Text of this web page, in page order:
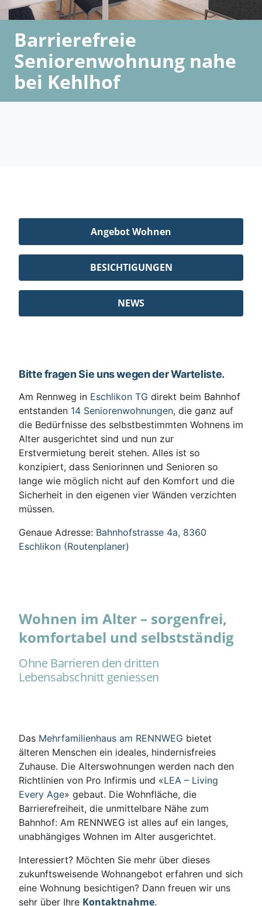
Barrierefreie
Seniorenwohnung nahe
bei Kehlhof
Angebot Wohnen
BESICHTIGUNGEN
NEWS
Bitte fragen Sie uns wegen der Warteliste.
Am Rennweg in Eschlikon TG direkt beim Bahnhof
entstanden 14 Seniorenwohnungen, die ganz auf
die Bedürfnisse des selbstbestimmten Wohnens im
Alter ausgerichtet sind und nun zur
Erstvermietung bereit stehen. Alles ist so
konzipiert, dass Seniorinnen und Senioren so
lange wie möglich nicht auf den Komfort und die
Sicherheit in den eigenen vier Wänden verzichten
müssen.
Genaue Adresse: Bahnhofstrasse 4a, 8360
Eschlikon (Routenplaner)
Wohnen im Alter – sorgenfrei,
komfortabel und selbstständig
Ohne Barrieren den dritten
Lebensabschnitt geniessen
Das Mehrfamilienhaus am RENNWEG bietet
älteren Menschen ein ideales, hindernisfreies
Zuhause. Die Alterswohnungen werden nach den
Richtlinien von Pro Infirmis und «LEA – Living
Every Age» gebaut. Die Wohnfläche, die
Barrierefreiheit, die unmittelbare Nähe zum
Bahnhof: Am RENNWEG ist alles auf ein langes,
unabhängiges Wohnen im Alter ausgerichtet.
Interessiert? Möchten Sie mehr über dieses
zukunftsweisende Wohnangebot erfahren und sich
eine Wohnung besichtigen? Dann freuen wir uns
sehr über Ihre Kontaktnahme.